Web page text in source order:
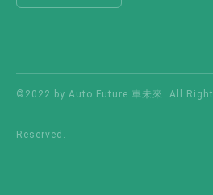
©2022 by Auto Future 車未來. All Right
Reserved.